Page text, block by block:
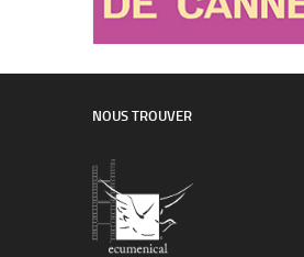
NOUS TROUVER